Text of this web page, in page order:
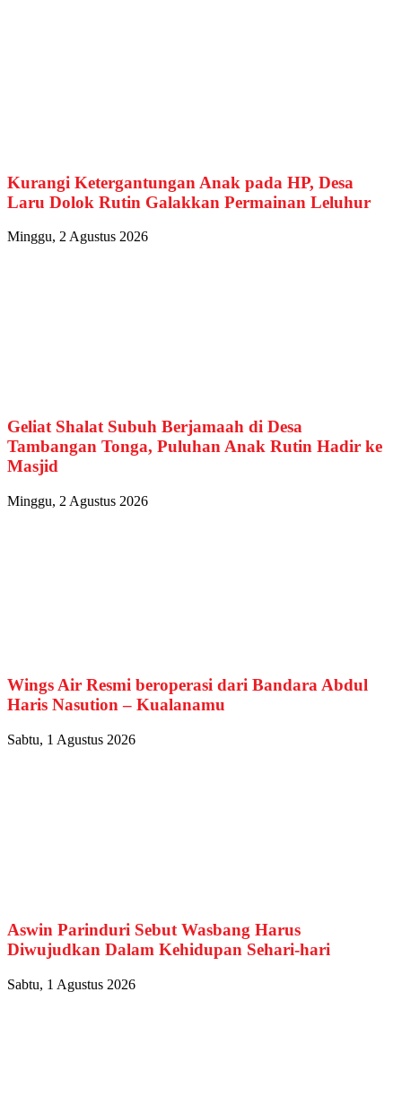
Kurangi Ketergantungan Anak pada HP, Desa
Laru Dolok Rutin Galakkan Permainan Leluhur
Minggu, 2 Agustus 2026
Geliat Shalat Subuh Berjamaah di Desa
Tambangan Tonga, Puluhan Anak Rutin Hadir ke
Masjid
Minggu, 2 Agustus 2026
Wings Air Resmi beroperasi dari Bandara Abdul
Haris Nasution – Kualanamu
Sabtu, 1 Agustus 2026
Aswin Parinduri Sebut Wasbang Harus
Diwujudkan Dalam Kehidupan Sehari-hari
Sabtu, 1 Agustus 2026